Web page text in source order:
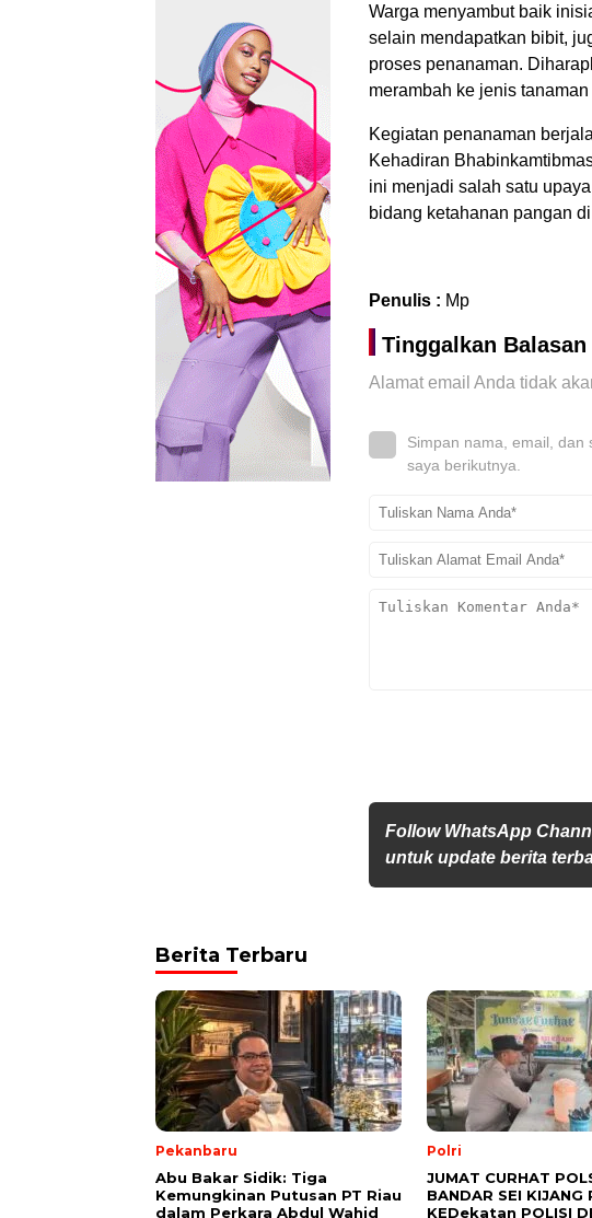
Warga menyambut baik
selain mendapatkan bibit,
proses penanaman.
merambah ke jenis
Kegiatan penanaman
Kehadiran
ini menjadi salah satu
bidang ketahanan pangan
Penulis : Mp
Tinggalkan Balasan
Alamat email Anda tidak
Simpan nama, email,
saya berikutnya.
Follow WhatsApp
untuk update berita
Berita Terbaru
Pekanbaru
Abu Bakar Sidik: Tiga
Kemungkinan Putusan PT Riau
dalam Perkara Abdul Wahid
Polri
JUMAT CURHAT
BANDAR SEI KIJANG
KEDekatan POLISI